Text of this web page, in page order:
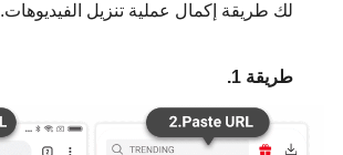
لك طريقة إكمال عملية تنزيل الفيديوهات.
طريقة 1.